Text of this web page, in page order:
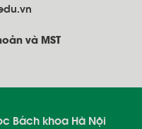
và MST
Bách khoa Hà Nội